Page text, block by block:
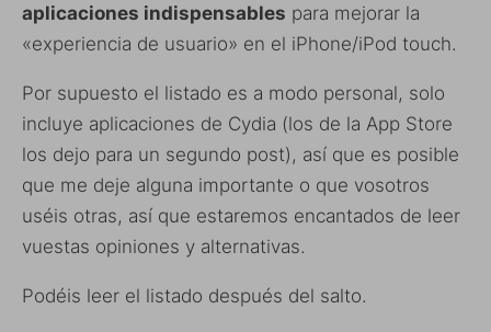
aplicaciones indispensables para mejorar la
«experiencia de usuario» en el iPhone/iPod touch.
Por supuesto el listado es a modo personal, solo
incluye aplicaciones de Cydia (los de la App Store
los dejo para un segundo post), así que es posible
que me deje alguna importante o que vosotros
uséis otras, así que estaremos encantados de leer
vuestas opiniones y alternativas.
Podéis leer el listado después del salto.